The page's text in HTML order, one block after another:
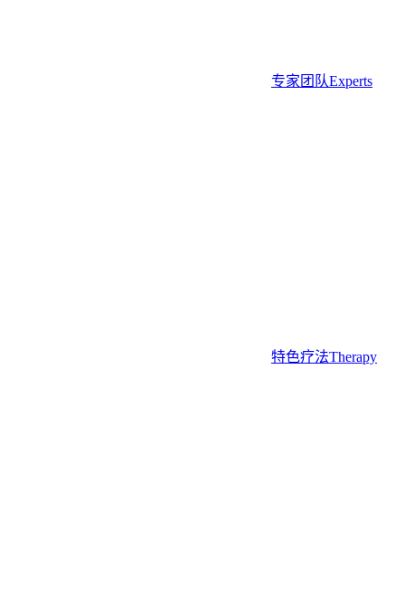
专家团队Experts
特色疗法Therapy